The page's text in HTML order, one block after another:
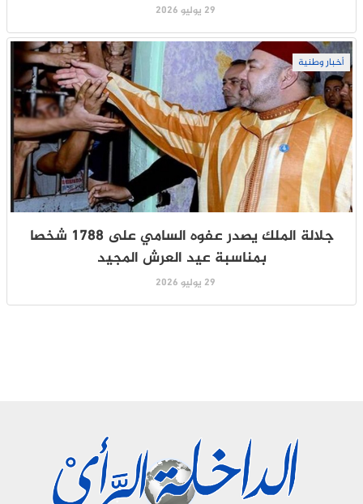
29 يوليو 2026
أخبار وطنية
جلالة الملك يصدر عفوه السامي على 1788 شخصا
بمناسبة عيد العرش المجيد
29 يوليو 2026